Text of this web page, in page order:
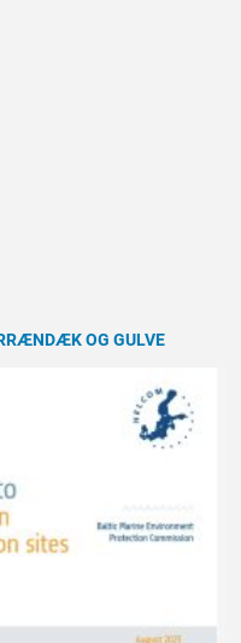
OG GULVE
NYHED